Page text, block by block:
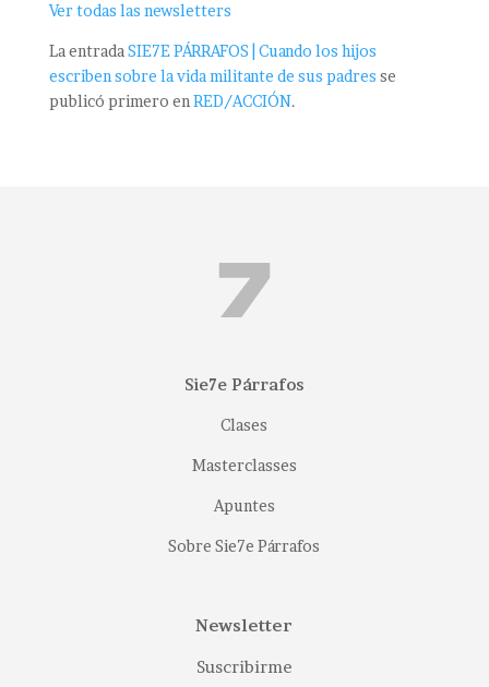
Ver todas las newsletters
La entrada SIE7E PÁRRAFOS | Cuando los hijos
escriben sobre la vida militante de sus padres se
publicó primero en RED/ACCIÓN.
Sie7e Párrafos
Clases
Masterclasses
Apuntes
Sobre Sie7e Párrafos
Newsletter
Suscribirme